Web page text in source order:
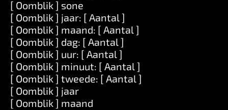
[ Oomblik ] sone
[ Oomblik ] jaar: [ Aantal ]
[ Oomblik ] maand: [ Aantal ]
[ Oomblik ] dag: [ Aantal ]
[ Oomblik ] uur: [ Aantal ]
[ Oomblik ] minuut: [ Aantal ]
[ Oomblik ] tweede: [ Aantal ]
[ Oomblik ] jaar
[ Oomblik ] maand